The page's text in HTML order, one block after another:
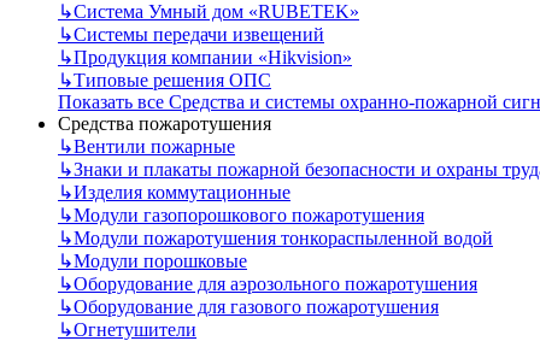
↳Система Умный дом «RUBETEK»
↳Системы передачи извещений
↳Продукция компании «Hikvision»
↳Типовые решения ОПС
Показать все Средства и системы охранно-пожарной
Средства пожаротушения
↳Вентили пожарные
↳Знаки и плакаты пожарной безопасности и охраны
↳Изделия коммутационные
↳Модули газопорошкового пожаротушения
↳Модули пожаротушения тонкораспыленной водой
↳Модули порошковые
↳Оборудование для аэрозольного пожаротушения
↳Оборудование для газового пожаротушения
↳Огнетушители